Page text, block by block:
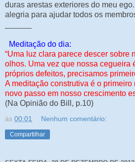
duras arestas exteriores do meu
alegria para ajudar todos os
Meditação do dia:
“Uma luz clara parece descer sobre
olhos. Uma vez que nossa cegueira
próprios defeitos, precisamos
A meditação construtiva é o
novo passo em nosso crescimento
(Na Opinião do Bill, p.10)
às 00:01 Nenhum comentário:
Compartilhar